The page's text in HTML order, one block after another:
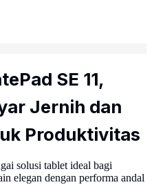
SE 11,
Jernih dan
Produktivitas
solusi tablet ideal bagi
elegan dengan performa andal